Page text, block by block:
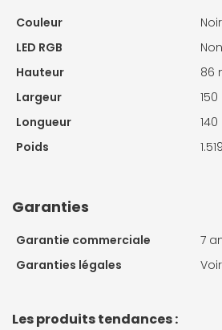
Couleur
Noir
LED RGB
Non
Hauteur
86
Largeur
Longueur
Poids
Garanties
Garantie commerciale
7
Garanties légales
Les produits tendances :